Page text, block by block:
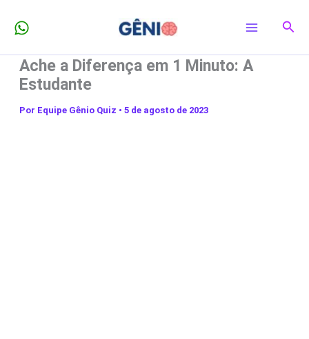
para
conteúdo
Ache a Diferença em 1 Minuto: A
Estudante
Por Equipe Gênio Quiz • 5 de agosto de 2023